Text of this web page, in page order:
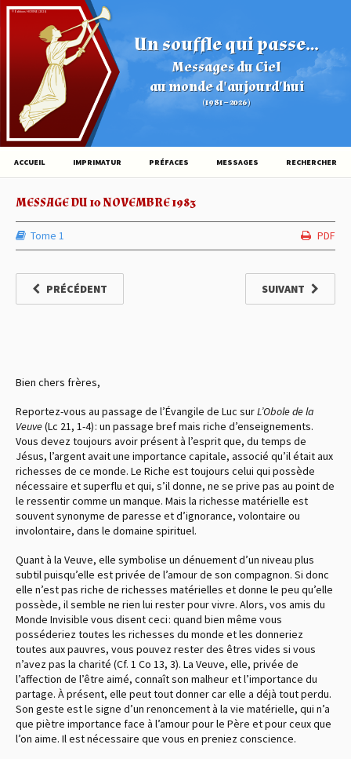
Un souffle qui passe...
Messages du Ciel
au monde d'aujourd'hui
(1981 – 2026)
© Éditions HOVINE (2026)
ACCUEIL IMPRIMATUR PRÉFACES MESSAGES RECHERCHER
MESSAGE DU 10 NOVEMBRE 1983
Tome 1 PDF
PRÉCÉDENT SUIVANT
Bien chers frères,
Reportez-vous au passage de l’Évangile de Luc surL’Obole de la
Veuve(Lc 21, 1-4) : un passage bref mais riche d’enseignements.
Vous devez toujours avoir présent à l’esprit que, du temps de
Jésus, l’argent avait une importance capitale, associé qu’il était aux
richesses de ce monde. Le Riche est toujours celui qui possède
nécessaire et superflu et qui, s’il donne, ne se prive pas au point de
le ressentir comme un manque. Mais la richesse matérielle est
souvent synonyme de paresse et d’ignorance, volontaire ou
involontaire, dans le domaine spirituel.
Quant à la Veuve, elle symbolise un dénuement d’un niveau plus
subtil puisqu’elle est privée de l’amour de son compagnon. Si donc
elle n’est pas riche de richesses matérielles et donne le peu qu’elle
possède, il semble ne rien lui rester pour vivre. Alors, vos amis du
Monde Invisible vous disent ceci : quand bien même vous
posséderiez toutes les richesses du monde et les donneriez
toutes aux pauvres, vous pouvez rester des êtres vides si vous
n’avez pas la charité (Cf. 1 Co 13, 3). La Veuve, elle, privée de
l’affection de l’être aimé, connaît son malheur et l’importance du
partage. À présent, elle peut tout donner car elle a déjà tout perdu.
Son geste est le signe d’un renoncement à la vie matérielle, qui n’a
que piètre importance face à l’amour pour le Père et pour ceux que
l’on aime. Il est nécessaire que vous en preniez conscience.